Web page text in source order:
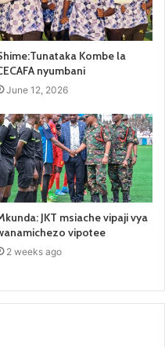
Kombe la
nyumbani
June 12, 2026
JKT msiache vipaji vya
vipotee
2 weeks ago